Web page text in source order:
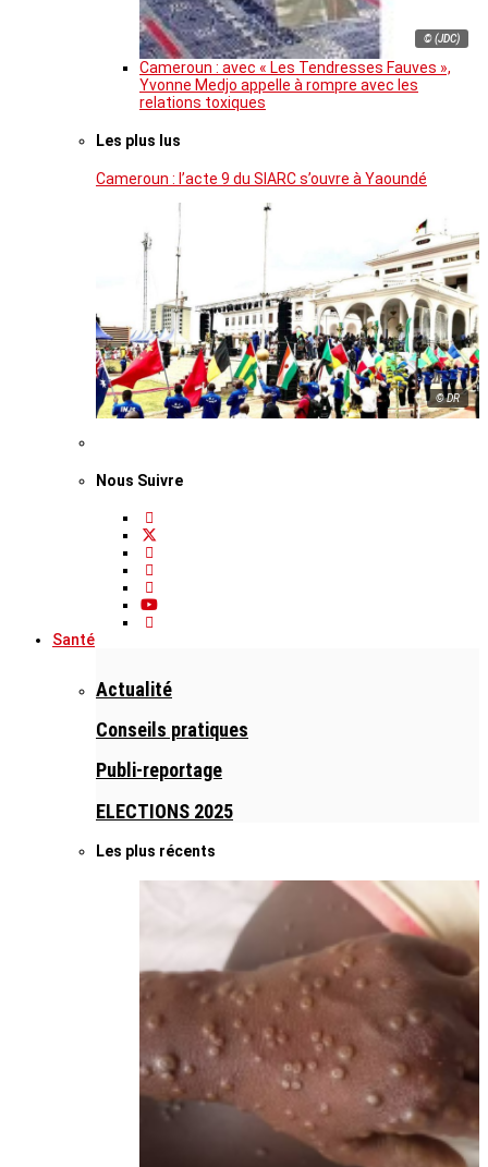
© (JDC)
Cameroun : avec « Les Tendresses Fauves »,
Yvonne Medjo appelle à rompre avec les
relations toxiques
Les plus lus
Cameroun : l’acte 9 du SIARC s’ouvre à Yaoundé
© DR
Nous Suivre
Santé
Actualité
Conseils pratiques
Publi-reportage
ELECTIONS 2025
Les plus récents